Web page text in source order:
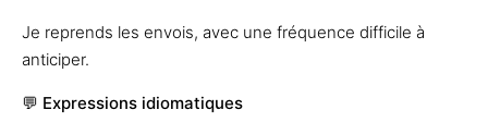
Je reprends les envois, avec une fréquence difficile à
anticiper.
💬 Expressions idiomatiques